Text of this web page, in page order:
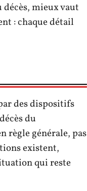
mieux vaut
: chaque détail
des dispositifs
du
règle générale, pas
existent,
qui reste